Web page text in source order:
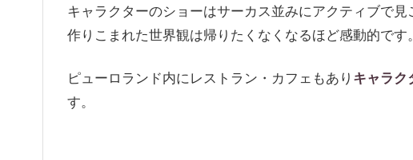
キャラクターのショーはサーカス並みにアクティブで
作りこまれた世界観は帰りたくなくなるほど感動的です。
ピューロランド内にレストラン・カフェもあり キャラク
す。